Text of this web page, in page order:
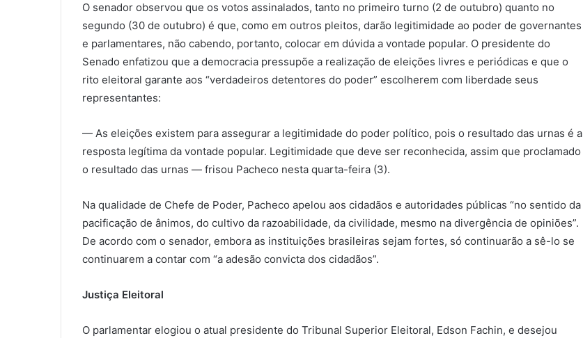
O senador observou que os votos assinalados, tanto no primeiro turno (2 de outubro) quanto no
segundo (30 de outubro) é que, como em outros pleitos, darão legitimidade ao poder de governantes
e parlamentares, não cabendo, portanto, colocar em dúvida a vontade popular. O presidente do
Senado enfatizou que a democracia pressupõe a realização de eleições livres e periódicas e que o
rito eleitoral garante aos “verdadeiros detentores do poder” escolherem com liberdade seus
representantes:
— As eleições existem para assegurar a legitimidade do poder político, pois o resultado das urnas é a
resposta legítima da vontade popular. Legitimidade que deve ser reconhecida, assim que proclamado
o resultado das urnas — frisou Pacheco nesta quarta-feira (3).
Na qualidade de Chefe de Poder, Pacheco apelou aos cidadãos e autoridades públicas “no sentido da
pacificação de ânimos, do cultivo da razoabilidade, da civilidade, mesmo na divergência de opiniões”.
De acordo com o senador, embora as instituições brasileiras sejam fortes, só continuarão a sê-lo se
continuarem a contar com “a adesão convicta dos cidadãos”.
Justiça Eleitoral
O parlamentar elogiou o atual presidente do Tribunal Superior Eleitoral, Edson Fachin, e desejou